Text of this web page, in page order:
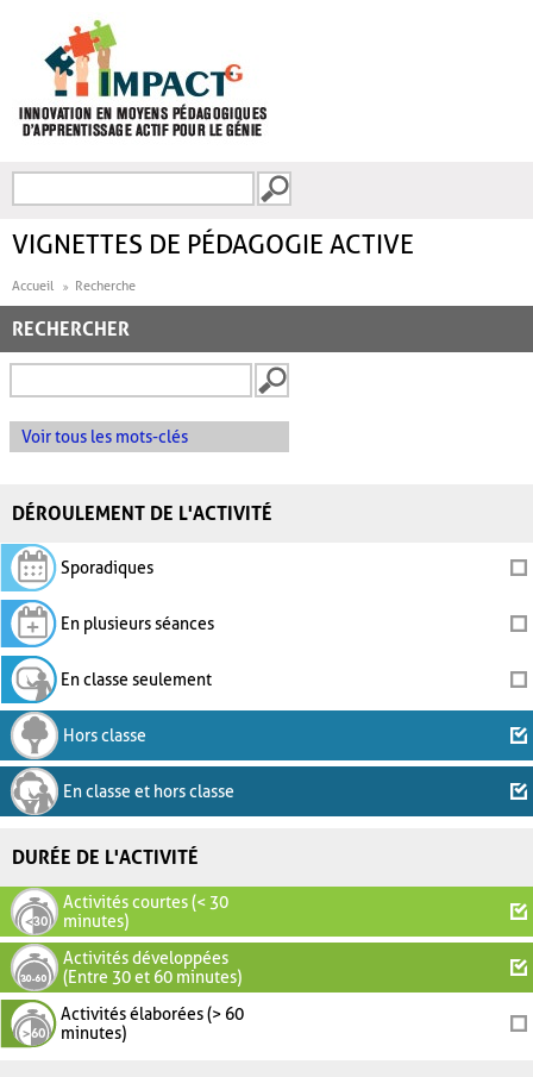
FORMULAIRE DE
VIGNETTES DE PÉDAGOGIE ACTIVE
Accueil Recherche
RECHERCHER
Voir tous les mots-clés
DÉROULEMENT DE L'ACTIVITÉ
Sporadiques
En plusieurs séances
En classe seulement
Hors classe
En classe et hors classe
DURÉE DE L'ACTIVITÉ
Activités courtes (< 30
minutes)
Activités développées
(Entre 30 et 60 minutes)
Activités élaborées (> 60
minutes)